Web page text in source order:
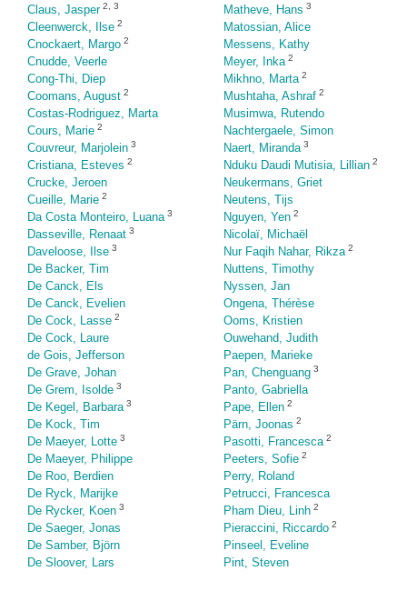
Claus, Jasper 2 3
Cleenwerck, Ilse 2
Cnockaert, Margo 2
Cnudde, Veerle
Cong-Thi, Diep
Coomans, August 2
Costas-Rodriguez, Marta
Cours, Marie 2
Couvreur, Marjolein 3
Cristiana, Esteves 2
Crucke, Jeroen
Cueille, Marie 2
Da Costa Monteiro, Luana 3
Dasseville, Renaat 3
Daveloose, Ilse 3
De Backer, Tim
De Canck, Els
De Canck, Evelien
De Cock, Lasse 2
De Cock, Laure
de Gois, Jefferson
De Grave, Johan
De Grem, Isolde 3
De Kegel, Barbara 3
De Kock, Tim
De Maeyer, Lotte 3
De Maeyer, Philippe
De Roo, Berdien
De Ryck, Marijke
De Rycker, Koen 3
De Saeger, Jonas
De Samber, Björn
De Sloover, Lars
Matheve, Hans 3
Matossian, Alice
Messens, Kathy
Meyer, Inka 2
Mikhno, Marta 2
Mushtaha, Ashraf 2
Musimwa, Rutendo
Nachtergaele, Simon
Naert, Miranda 3
Nduku Daudi Mutisia, Lillian 2
Neukermans, Griet
Neutens, Tijs
Nguyen, Yen 2
Nicolaï, Michaël
Nur Faqih Nahar, Rikza 2
Nuttens, Timothy
Nyssen, Jan
Ongena, Thérèse
Ooms, Kristien
Ouwehand, Judith
Paepen, Marieke
Pan, Chenguang 3
Panto, Gabriella
Pape, Ellen 2
Pärn, Joonas 2
Pasotti, Francesca 2
Peeters, Sofie 2
Perry, Roland
Petrucci, Francesca
Pham Dieu, Linh 2
Pieraccini, Riccardo 2
Pinseel, Eveline
Pint, Steven